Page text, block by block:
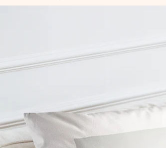
4,8 (basierend auf +15.000
Unsere Geschenke begeistern. Kunden
Mit Liebe gemacht, im
Erstelle etwas Einzigartiges in wenigen